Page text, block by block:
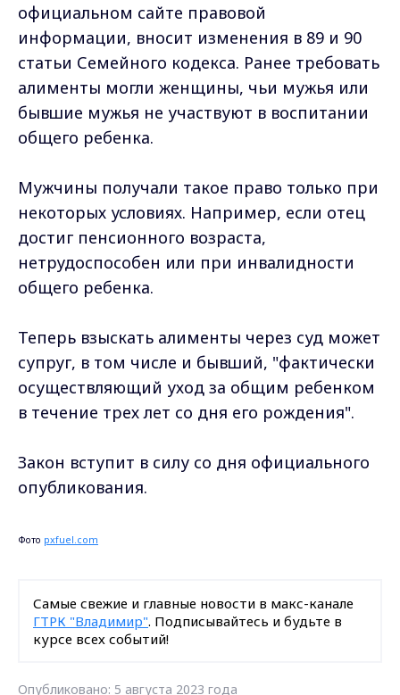
официальном сайте правовой
информации, вносит изменения в 89 и 90
статьи Семейного кодекса. Ранее требовать
алименты могли женщины, чьи мужья или
бывшие мужья не участвуют в воспитании
общего ребенка.
Мужчины получали такое право только при
некоторых условиях. Например, если отец
достиг пенсионного возраста,
нетрудоспособен или при инвалидности
общего ребенка.
Теперь взыскать алименты через суд может
супруг, в том числе и бывший, "фактически
осуществляющий уход за общим ребенком
в течение трех лет со дня его рождения".
Закон вступит в силу со дня официального
опубликования.
Фото pxfuel.com
Самые свежие и главные новости в макс-канале
ГТРК "Владимир". Подписывайтесь и будьте в
курсе всех событий!
Опубликовано: 5 августа 2023 года